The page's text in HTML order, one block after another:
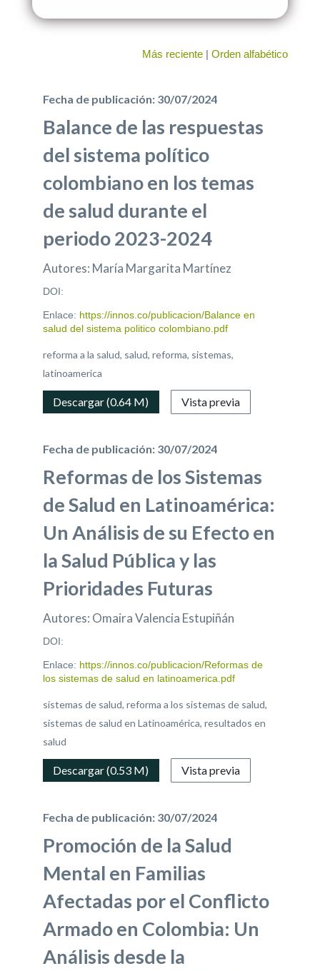
Más reciente |Orden alfabético
Fecha de publicación: 30/07/2024
Balance de las respuestas
del sistema político
colombiano en los temas
de salud durante el
periodo 2023-2024
Autores: María Margarita Martínez
DOI:
Enlace: https://innos.co/publicacion/Balance en
salud del sistema politico colombiano.pdf
reforma a la salud, salud, reforma, sistemas,
latinoamerica
Descargar (0.64 M) Vista previa
Fecha de publicación: 30/07/2024
Reformas de los Sistemas
de Salud en Latinoamérica:
Un Análisis de su Efecto en
la Salud Pública y las
Prioridades Futuras
Autores: Omaira Valencia Estupiñán
DOI:
Enlace: https://innos.co/publicacion/Reformas de
los sistemas de salud en latinoamerica.pdf
sistemas de salud, reforma a los sistemas de salud,
sistemas de salud en Latinoamérica, resultados en
salud
Descargar (0.53 M) Vista previa
Fecha de publicación: 30/07/2024
Promoción de la Salud
Mental en Familias
Afectadas por el Conflicto
Armado en Colombia: Un
Análisis desde la